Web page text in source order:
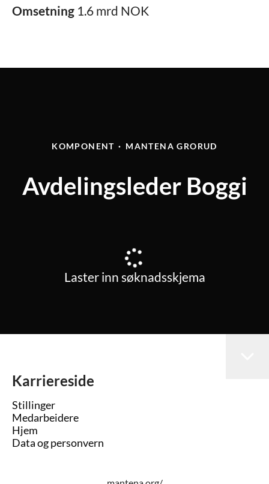
Omsetning 1.6 mrd NOK
KOMPONENT · MANTENA GRORUD
Avdelingsleder Boggi
Laster inn søknadsskjema
Karriereside
Stillinger
Medarbeidere
Hjem
Data og personvern